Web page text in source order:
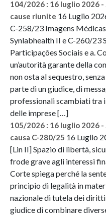
104/2026 : 16 luglio 2026
cause riunite 16 Luglio
C-258/23 Imagens
Synlabhealth II e C-260/23
Participações Sociais e a.
un’autorità garante della
non osta al sequestro,
parte di un giudice, di
professionali scambiati tra
delle imprese […]
105/2026 : 16 luglio 2026
causa C-280/25 16 Luglio
[Lin II] Spazio di libertà,
frode grave agli interessi
Corte spiega perché la
principio di legalità in
nazionale di tutela dei
giudice di combinare